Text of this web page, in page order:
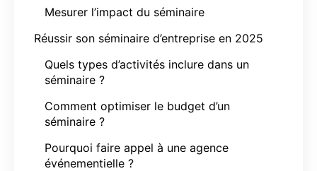
Mesurer l’impact du séminaire
Réussir son séminaire d’entreprise en 2025
Quels types d’activités inclure dans un
séminaire ?
Comment optimiser le budget d’un
séminaire ?
Pourquoi faire appel à une agence
événementielle ?